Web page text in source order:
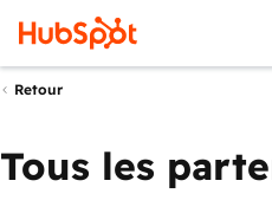
Retour
Tous les